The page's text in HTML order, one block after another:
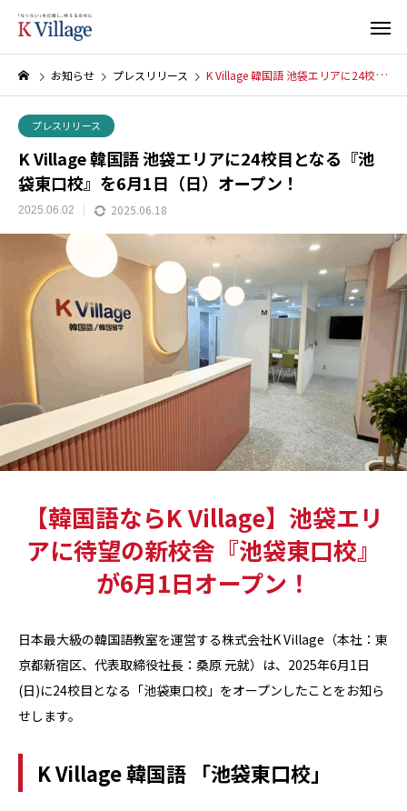
お知らせ プレスリリース K Village 韓国語 池袋エリアに24校目となる『池袋東口校』を6月1日（日）オープン！
プレスリリース
K Village 韓国語 池袋エリアに24校目となる『池
袋東口校』を6月1日（日）オープン！
2025.06.02 2025.06.18
【韓国語ならK Village】池袋エリ
アに待望の新校舎『池袋東口校』
が6月1日オープン！
日本最大級の韓国語教室を運営する株式会社K Village（本社：東
京都新宿区、代表取締役社長：桑原 元就）は、2025年6月1日
(日)に24校目となる「池袋東口校」をオープンしたことをお知ら
せします。
K Village 韓国語 「池袋東口校」